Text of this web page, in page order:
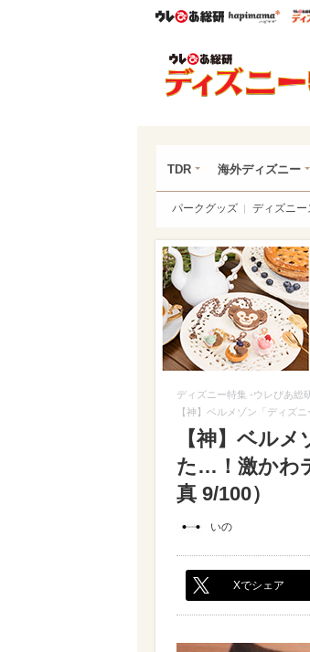
ウレぴあ総研
ハ
TDR 海外ディズニー
パークグッズ ディズニー
ディズニー特集 -ウレぴあ総
【神】ベルメゾン「ディズ
【神】ベル
た…！激かわ
真 9/100）
いの
Xでシェア